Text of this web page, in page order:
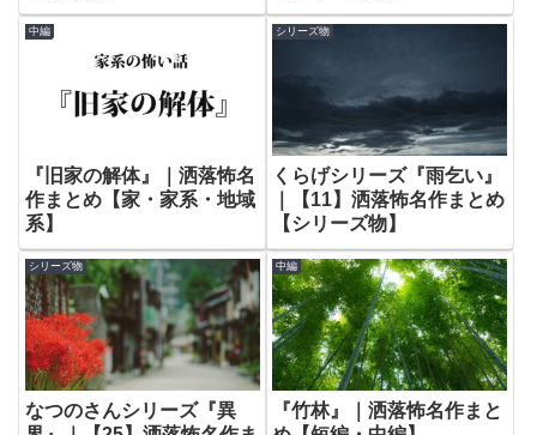
中編
『旧家の解体』｜洒落怖名
作まとめ【家・家系・地域
系】
シリーズ物
くらげシリーズ『雨乞い』
｜【11】洒落怖名作まとめ
【シリーズ物】
シリーズ物
なつのさんシリーズ『異
中編
『竹林』｜洒落怖名作まと